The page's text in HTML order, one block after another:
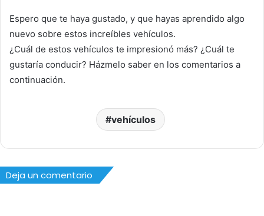
Espero que te haya gustado, y que hayas aprendido algo
nuevo sobre estos increíbles vehículos.
¿Cuál de estos vehículos te impresionó más? ¿Cuál te
gustaría conducir? Házmelo saber en los comentarios a
continuación.
vehículos
Deja un comentario